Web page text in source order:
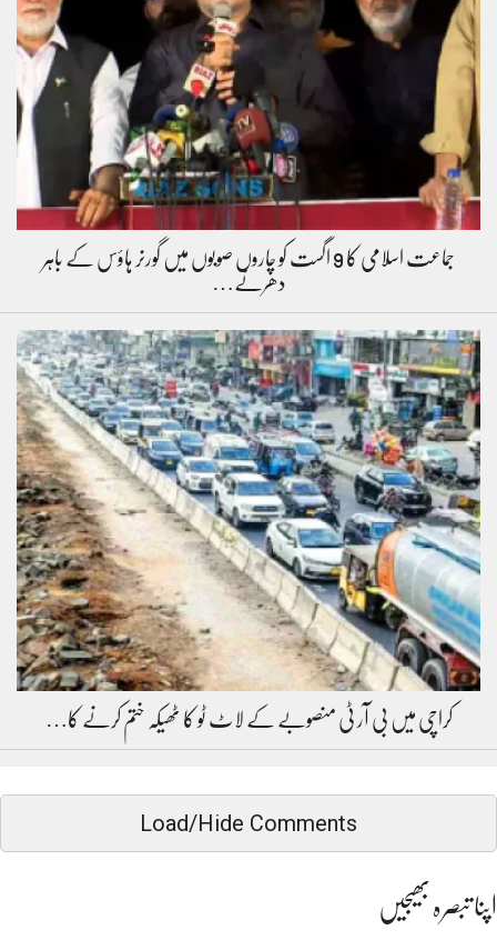
جماعت اسلامی کا 9 اگست کو چاروں صوبوں میں گورنر ہاؤس کے باہر
دھرنے…
کراچی میں بی آر ٹی منصوبے کے لاٹ ٹو کا ٹھیکہ ختم کرنے کا…
Load/Hide Comments
اپنا تبصرہ بھیجیں